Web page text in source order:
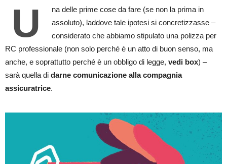
U
na delle prime cose da fare (se non la prima in
assoluto), laddove tale ipotesi si concretizzasse –
considerato che abbiamo stipulato una polizza per
RC professionale (non solo perché è un atto di buon senso, ma
anche, e soprattutto perché è un obbligo di legge, vedi box) –
sarà quella di darne comunicazione alla compagnia
assicuratrice.